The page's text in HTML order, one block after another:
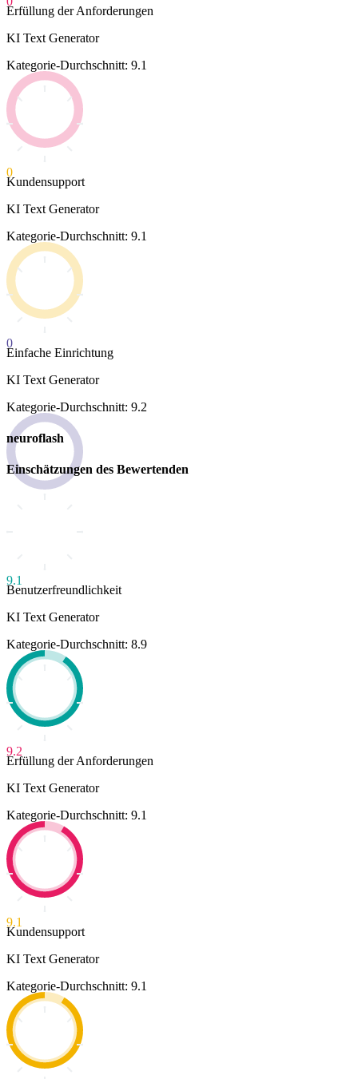
Erfüllung der Anforderungen
KI Text Generator
Kategorie-Durchschnitt: 9.1
0
Kundensupport
KI Text Generator
Kategorie-Durchschnitt: 9.1
0
Einfache Einrichtung
KI Text Generator
Kategorie-Durchschnitt: 9.2
neuroflash
Einschätzungen des Bewertenden
9.1
Benutzerfreundlichkeit
KI Text Generator
Kategorie-Durchschnitt: 8.9
9.2
Erfüllung der Anforderungen
KI Text Generator
Kategorie-Durchschnitt: 9.1
9.1
Kundensupport
KI Text Generator
Kategorie-Durchschnitt: 9.1